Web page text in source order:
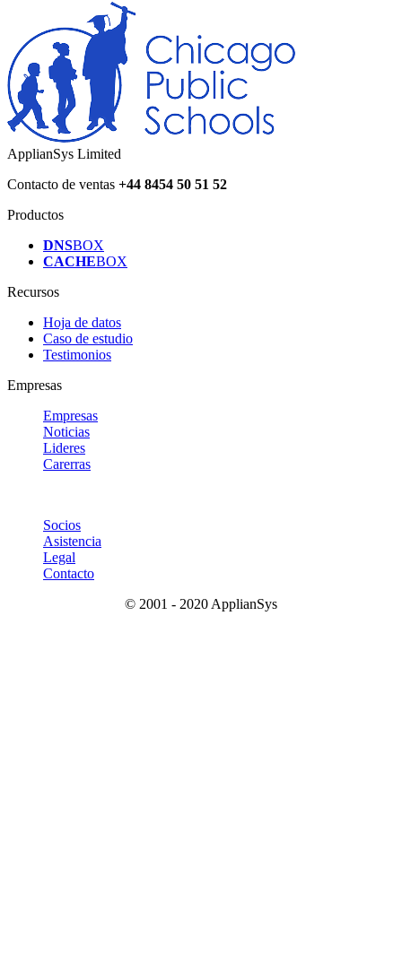
ApplianSys Limited
Contacto de ventas +44 8454 50 51 52
Productos
DNSBOX
CACHEBOX
Recursos
Hoja de datos
Caso de estudio
Testimonios
Empresas
Empresas
Noticias
Lideres
Carerras
Socios
Asistencia
Legal
Contacto
© 2001 - 2020 ApplianSys